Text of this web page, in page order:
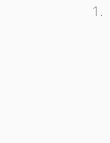
1.